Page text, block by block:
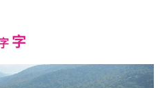
Reset
size.
字Increase
size.